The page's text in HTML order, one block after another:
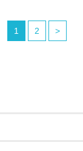
1 2 >